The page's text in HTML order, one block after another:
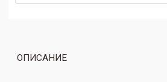
ОПИСАНИЕ